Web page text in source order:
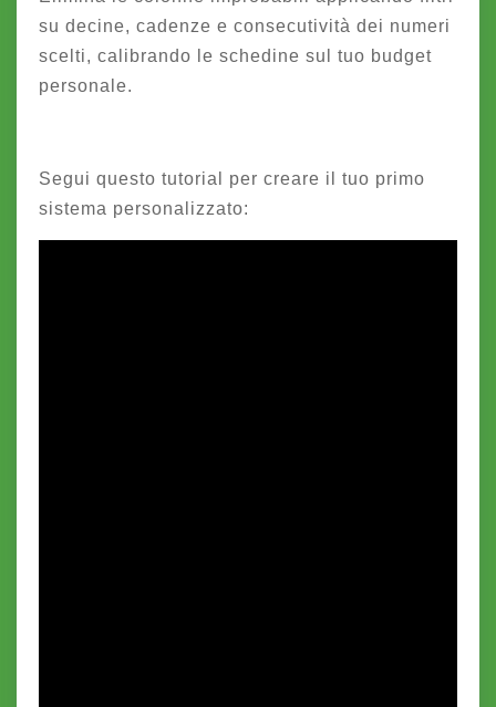
su decine, cadenze e consecutività dei numeri
scelti, calibrando le schedine sul tuo budget
personale.
Segui questo tutorial per creare il tuo primo
sistema personalizzato: